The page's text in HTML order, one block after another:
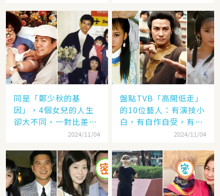
同是「鄭少秋的基
因」，4個女兒的人生
卻大不同，一對比差距
2024/11/04
盤點TVB「高開低走」
的10位藝人：有演技小
白，有自作自受，有遭
封殺，一手好牌打稀爛
2024/11/04